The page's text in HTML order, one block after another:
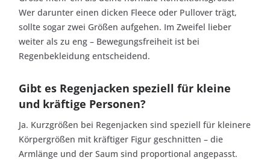
Wer darunter einen dicken Fleece oder Pullover trägt,
sollte sogar zwei Größen aufgehen. Im Zweifel lieber
weiter als zu eng – Bewegungsfreiheit ist bei
Regenbekleidung entscheidend.
Gibt es Regenjacken speziell für kleine
und kräftige Personen?
Ja. Kurzgrößen bei Regenjacken sind speziell für kleinere
Körpergrößen mit kräftiger Figur geschnitten – die
Armlänge und der Saum sind proportional angepasst.